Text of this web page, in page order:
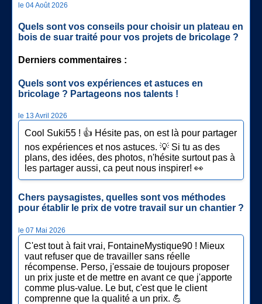
le 04 Août 2026
Quels sont vos conseils pour choisir un plateau en
bois de suar traité pour vos projets de bricolage ?
Derniers commentaires :
Quels sont vos expériences et astuces en
bricolage ? Partageons nos talents !
le 13 Avril 2026
Cool Suki55 ! 👍 Hésite pas, on est là pour partager
nos expériences et nos astuces. 💡 Si tu as des
plans, des idées, des photos, n'hésite surtout pas à
les partager aussi, ca peut nous inspirer! 👀
Chers paysagistes, quelles sont vos méthodes
pour établir le prix de votre travail sur un chantier ?
le 07 Mai 2026
C'est tout à fait vrai, FontaineMystique90 ! Mieux
vaut refuser que de travailler sans réelle
récompense. Perso, j'essaie de toujours proposer
un prix juste et de mettre en avant ce que j'apporte
comme plus-value. Le but, c'est que le client
comprenne que la qualité a un prix. 💪